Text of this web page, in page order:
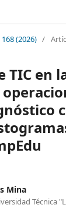
(2026) /
TIC en
Mina
Técnica